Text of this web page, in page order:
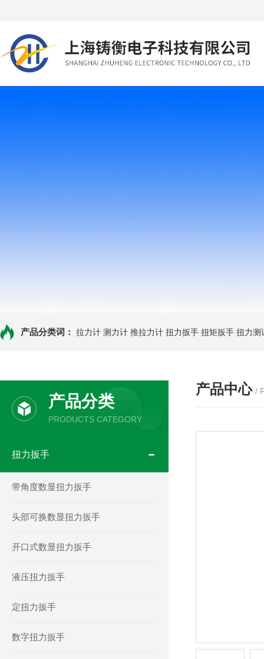
产品分类词： 拉力计 测力计 推拉力计 扭力扳手 扭矩扳手 扭力测
产品分类
PRODUCTS CATEGORY
扭力扳手
带角度数显扭力扳手
头部可换数显扭力扳手
开口式数显扭力扳手
液压扭力扳手
定扭力扳手
数字扭力扳手
产品中心 /